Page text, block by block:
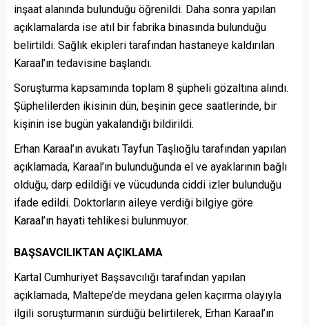
inşaat alanında bulunduğu öğrenildi. Daha sonra yapılan
açıklamalarda ise atıl bir fabrika binasında bulunduğu
belirtildi. Sağlık ekipleri tarafından hastaneye kaldırılan
Karaal’ın tedavisine başlandı.
Soruşturma kapsamında toplam 8 şüpheli gözaltına alındı.
Şüphelilerden ikisinin dün, beşinin gece saatlerinde, bir
kişinin ise bugün yakalandığı bildirildi.
Erhan Karaal’ın avukatı Tayfun Taşlıoğlu tarafından yapılan
açıklamada, Karaal’ın bulunduğunda el ve ayaklarının bağlı
olduğu, darp edildiği ve vücudunda ciddi izler bulunduğu
ifade edildi. Doktorların aileye verdiği bilgiye göre
Karaal’ın hayati tehlikesi bulunmuyor.
BAŞSAVCILIKTAN AÇIKLAMA
Kartal Cumhuriyet Başsavcılığı tarafından yapılan
açıklamada, Maltepe’de meydana gelen kaçırma olayıyla
ilgili soruşturmanın sürdüğü belirtilerek, Erhan Karaal’ın